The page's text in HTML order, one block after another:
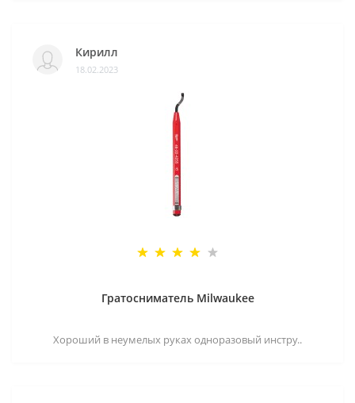
Кирилл
18.02.2023
Гратосниматель Milwaukee
Хороший в неумелых руках одноразовый инстру..